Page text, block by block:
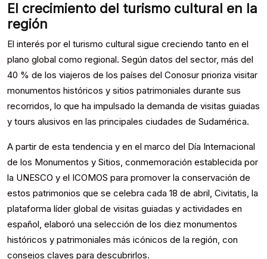
El crecimiento del turismo cultural en la
región
El interés por el turismo cultural sigue creciendo tanto en el
plano global como regional. Según datos del sector, más del
40 % de los viajeros de los países del Conosur prioriza visitar
monumentos históricos y sitios patrimoniales durante sus
recorridos, lo que ha impulsado la demanda de visitas guiadas
y tours alusivos en las principales ciudades de Sudamérica.
A partir de esta tendencia y en el marco del Día Internacional
de los Monumentos y Sitios, conmemoración establecida por
la UNESCO y el ICOMOS para promover la conservación de
estos patrimonios que se celebra cada 18 de abril, Civitatis, la
plataforma líder global de visitas guiadas y actividades en
español, elaboró una selección de los diez monumentos
históricos y patrimoniales más icónicos de la región, con
consejos claves para descubrirlos.